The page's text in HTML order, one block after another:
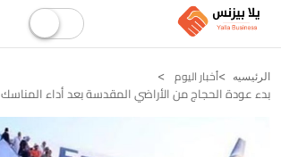
الرئيسيه أخبار اليوم
بدء عودة الحجاج من الأراضي المقدسة بعد أداء المناسك